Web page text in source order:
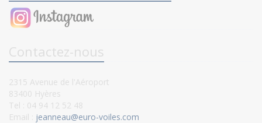
Contactez-nous
2315 Avenue de l'Aéroport
83400 Hyères
Tel : 04 94 12 52 48
Email :
jeanneau@euro-voiles.com